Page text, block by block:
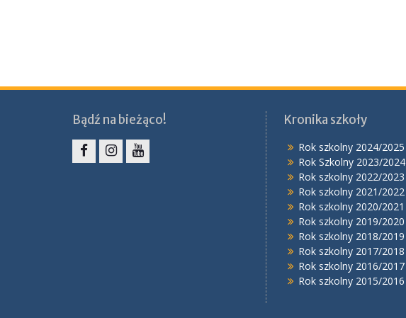
Bądź na bieżąco! Kronika szkoły
Rok szkolny 2024/2025
Rok Szkolny 2023/2024
Rok szkolny 2022/2023
Rok szkolny 2021/2022
Rok szkolny 2020/2021
Rok szkolny 2019/2020
Rok szkolny 2018/2019
Rok szkolny 2017/2018
Rok szkolny 2016/2017
Rok szkolny 2015/2016